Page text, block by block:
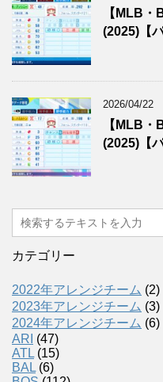
【MLB
(2025)【
2026/04/22
【MLB
(2025)【
カテゴリー
2022年アレンジチーム (2)
2023年アレンジチーム (3)
2024年アレンジチーム (6)
ARI (47)
ATL (15)
BAL (6)